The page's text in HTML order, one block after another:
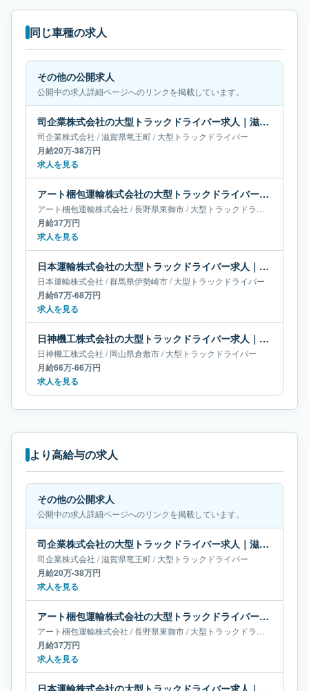
同じ車種の求人
その他の公開求人
公開中の求人詳細ページへのリンクを掲載しています。
司企業株式会社の大型トラックドライバー求人｜滋賀県竜王町｜月給20万-38万円
司企業株式会社 /滋賀県竜王町/大型トラックドライバー
月給20万-38万円
求人を見る
アート梱包運輸株式会社の大型トラックドライバー求人｜長野県東御市｜月給37万円
アート梱包運輸株式会社 /長野県東御市/大型トラックドライバー
月給37万円
求人を見る
日本運輸株式会社の大型トラックドライバー求人｜群馬県伊勢崎市｜月給67万-68万円
日本運輸株式会社 /群馬県伊勢崎市/大型トラックドライバー
月給67万-68万円
求人を見る
日神機工株式会社の大型トラックドライバー求人｜岡山県倉敷市｜月給66万-66万円
日神機工株式会社 /岡山県倉敷市/大型トラックドライバー
月給66万-66万円
求人を見る
より高給与の求人
その他の公開求人
公開中の求人詳細ページへのリンクを掲載しています。
司企業株式会社の大型トラックドライバー求人｜滋賀県竜王町｜月給20万-38万円
司企業株式会社 /滋賀県竜王町/大型トラックドライバー
月給20万-38万円
求人を見る
アート梱包運輸株式会社の大型トラックドライバー求人｜長野県東御市｜月給37万円
アート梱包運輸株式会社 /長野県東御市/大型トラックドライバー
月給37万円
求人を見る
日本運輸株式会社の大型トラックドライバー求人｜群馬県伊勢崎市｜月給67万-68万円